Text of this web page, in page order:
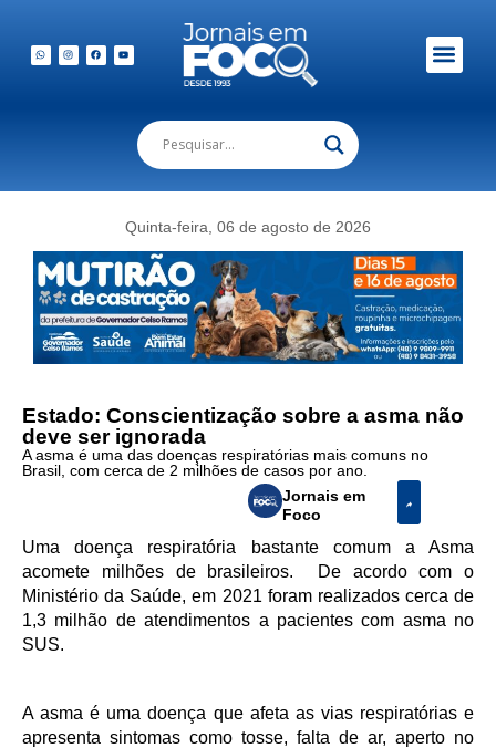
Quinta-feira, 06 de agosto de 2026
Estado: Conscientização sobre a asma não
deve ser ignorada
A asma é uma das doenças respiratórias mais comuns no
Brasil, com cerca de 2 milhões de casos por ano.
Jornais em
Foco
Uma doença respiratória bastante comum a Asma
acomete milhões de brasileiros. De acordo com o
Ministério da Saúde, em 2021 foram realizados cerca de
1,3 milhão de atendimentos a pacientes com asma no
SUS.
A asma é uma doença que afeta as vias respiratórias e
apresenta sintomas como tosse, falta de ar, aperto no